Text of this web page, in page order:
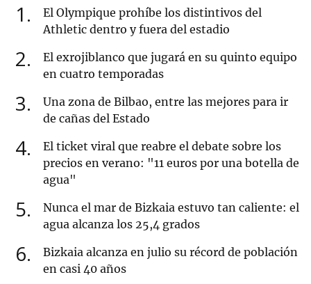
1
El Olympique prohíbe los distintivos del
Athletic dentro y fuera del estadio
2
El exrojiblanco que jugará en su quinto equipo
en cuatro temporadas
3
Una zona de Bilbao, entre las mejores para ir
de cañas del Estado
4
El ticket viral que reabre el debate sobre los
precios en verano: "11 euros por una botella de
agua"
5
Nunca el mar de Bizkaia estuvo tan caliente: el
agua alcanza los 25,4 grados
6
Bizkaia alcanza en julio su récord de población
en casi 40 años